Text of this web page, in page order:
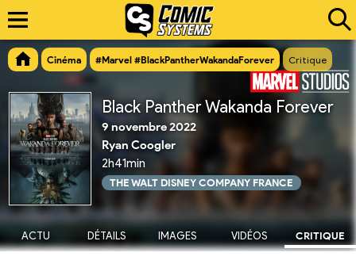
Cinéma #Marvel #BlackPantherWakandaForever Critique
Black Panther Wakanda Forever
9 novembre 2022
Ryan Coogler
2h41min
THE WALT DISNEY COMPANY FRANCE
ACTU DÉTAILS IMAGES VIDÉOS CRITIQUE